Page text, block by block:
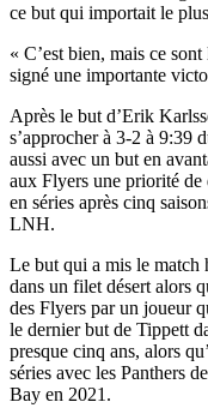
ce but qui importait le
« C’est bien, mais ce
signé une importante
Après le but d’Erik
s’approcher à 3-2 à 9:39
aussi avec un but en
aux Flyers une priorité de
en séries après cinq
LNH.
Le but qui a mis le match
dans un filet désert alors
des Flyers par un joueur
le dernier but de Tippett
presque cinq ans, alors
séries avec les Panthers
Bay en 2021.